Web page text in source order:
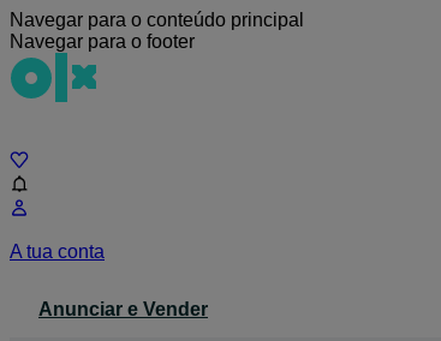
Navegar para o conteúdo principal
Navegar para o footer
A tua conta
Anunciar e Vender